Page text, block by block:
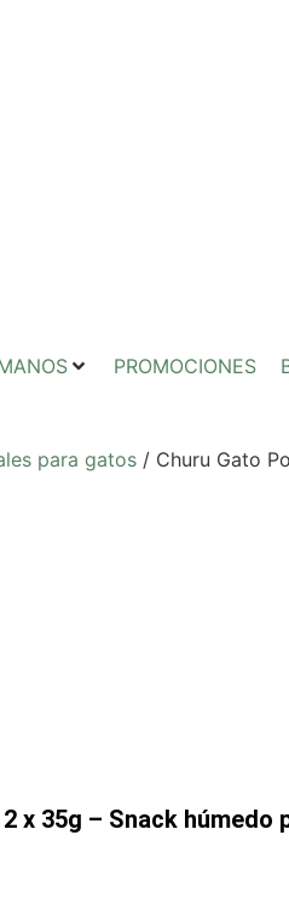
PROMOCIONES
para gatos / Churu Gato
x 35g – Snack